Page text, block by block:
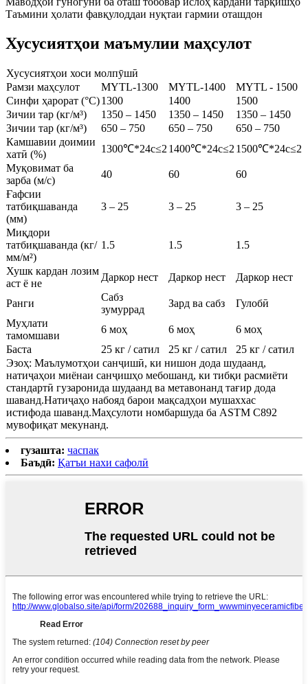
Таъмини ҳолати фавқулоддаи нуқтаи гармии оташдон
Хусусиятҳои маъмулии маҳсулот
Хусусиятҳои хоси молпӯшӣ
Рамзи маҳсулот
MYTL-1300 MYTL-1400
MYTL - 1500
Синфи ҳарорат (°C)1300 1400
1500
Зичии тар (кг/м³)
1350 – 1450 1350 – 1450
1350 – 1450
Зичии тар (кг/м³)
650 – 750 650 – 750
650 – 750
Камшавии доимии
хатӣ (%)
1300℃*24с≤2 1400℃*24с≤2 1500℃*24с≤2
Муқовимат ба
зарба (м/с)
40 60
60
Ғафсии
татбиқшаванда
(мм)
3 – 25 3 – 25 3 – 25
Миқдори
татбиқшаванда (кг/
мм/м²)
1.5 1.5 1.5
Хушк кардан лозим
аст ё не
Даркор нест Даркор нест Даркор нест
Ранги
Сабз
зумуррад
Зард ва сабз
Гулобӣ
Муҳлати
тамомшави
6 моҳ 6 моҳ
6 моҳ
Баста
25 кг / сатил 25 кг / сатил
25 кг / сатил
Эзоҳ: Маълумотҳои санҷишӣ, ки нишон дода шудаанд,
натиҷаҳои миёнаи санҷишҳо мебошанд, ки тибқи расмиёти
стандартӣ гузаронида шудаанд ва метавонанд тағир дода
шаванд.Натиҷаҳо набояд барои мақсадҳои мушаххас
истифода шаванд.Маҳсулоти номбаршуда ба ASTM C892
мувофиқат мекунанд.
гузашта: часпак
Баъдӣ: Қатъи нахи сафолӣ